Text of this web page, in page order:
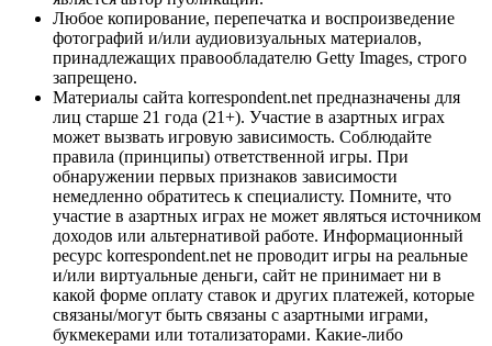
Любое копирование, перепечатка и воспроизведение
фотографий и/или аудиовизуальных материалов,
принадлежащих правообладателю Getty Images, строго
запрещено.
Материалы сайта korrespondent.net предназначены для
лиц старше 21 года (21+). Участие в азартных играх
может вызвать игровую зависимость. Соблюдайте
правила (принципы) ответственной игры. При
обнаружении первых признаков зависимости
немедленно обратитесь к специалисту. Помните, что
участие в азартных играх не может являться источником
доходов или альтернативой работе. Информационный
ресурс korrespondent.net не проводит игры на реальные
и/или виртуальные деньги, сайт не принимает ни в
какой форме оплату ставок и других платежей, которые
связаны/могут быть связаны с азартными играми,
букмекерами или тотализаторами. Какие-либо